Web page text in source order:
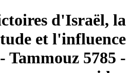
d'Israël, la
et l'influence
Tammouz 5785 -